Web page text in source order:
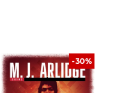
-30%